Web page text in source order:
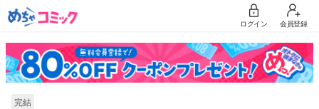
ログイン 会員登録
完結